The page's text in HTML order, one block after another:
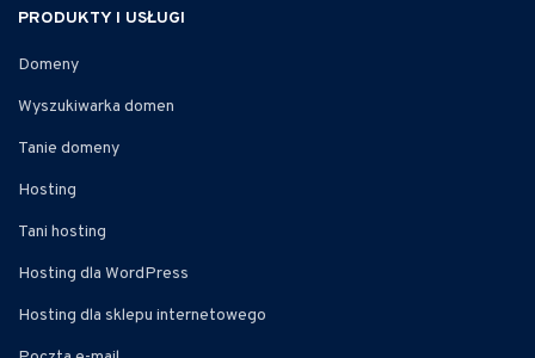
PRODUKTY I USŁUGI
Domeny
Wyszukiwarka domen
Tanie domeny
Hosting
Tani hosting
Hosting dla WordPress
Hosting dla sklepu internetowego